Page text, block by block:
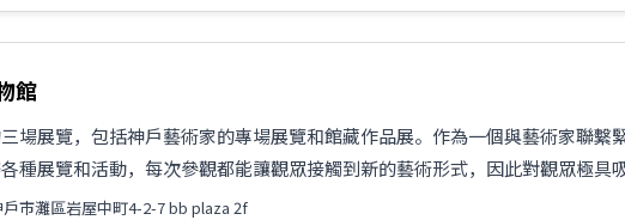
館
場展覽，包括神戶藝術家的專場展覽和館藏作品展。作為一個與藝術家聯繫
種展覽和活動，每次參觀都能讓觀眾接觸到新的藝術形式，因此對觀眾極具吸
市灘區岩屋中町4-2-7 bb plaza 2f